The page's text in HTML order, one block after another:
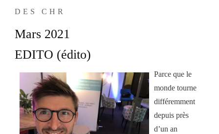
DES CHR
Mars 2021
EDITO (édito)
Parce que le
monde tourne
différemment
depuis près
d’un an